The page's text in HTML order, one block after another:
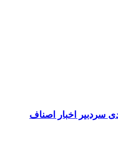
سردبیر اخبار اصناف